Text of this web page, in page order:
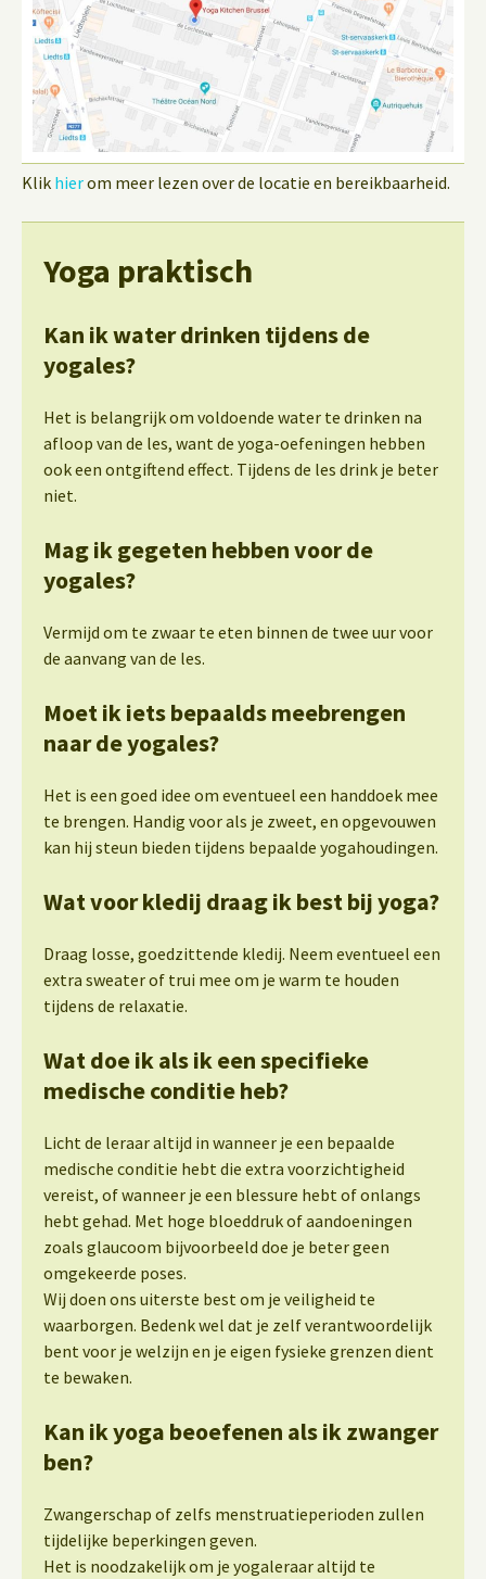
Klik hierom meer lezen over de locatie en bereikbaarheid.
Yoga praktisch
Kan ik water drinken tijdens de
yogales?
Het is belangrijk om voldoende water te drinken na
afloop van de les, want de yoga-oefeningen hebben
ook een ontgiftend effect. Tijdens de les drink je beter
niet.
Mag ik gegeten hebben voor de
yogales?
Vermijd om te zwaar te eten binnen de twee uur voor
de aanvang van de les.
Moet ik iets bepaalds meebrengen
naar de yogales?
Het is een goed idee om eventueel een handdoek mee
te brengen. Handig voor als je zweet, en opgevouwen
kan hij steun bieden tijdens bepaalde yogahoudingen.
Wat voor kledij draag ik best bij yoga?
Draag losse, goedzittende kledij. Neem eventueel een
extra sweater of trui mee om je warm te houden
tijdens de relaxatie.
Wat doe ik als ik een specifieke
medische conditie heb?
Licht de leraar altijd in wanneer je een bepaalde
medische conditie hebt die extra voorzichtigheid
vereist, of wanneer je een blessure hebt of onlangs
hebt gehad. Met hoge bloeddruk of aandoeningen
zoals glaucoom bijvoorbeeld doe je beter geen
omgekeerde poses.
Wij doen ons uiterste best om je veiligheid te
waarborgen. Bedenk wel dat je zelf verantwoordelijk
bent voor je welzijn en je eigen fysieke grenzen dient
te bewaken.
Kan ik yoga beoefenen als ik zwanger
ben?
Zwangerschap of zelfs menstruatieperioden zullen
tijdelijke beperkingen geven.
Het is noodzakelijk om je yogaleraar altijd te